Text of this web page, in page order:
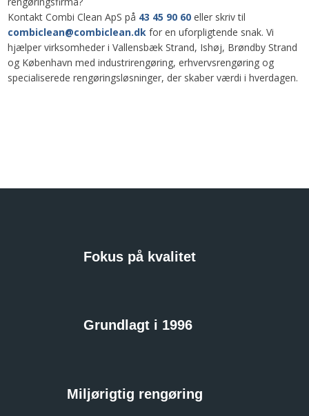
Kontakt Combi Clean ApS på 43 45 90 60eller skriv til
combiclean@combiclean.dkfor en uforpligtende snak. Vi
hjælper virksomheder i Vallensbæk Strand, Ishøj, Brøndby Strand
og København med industrirengøring, erhvervsrengøring og
specialiserede rengøringsløsninger, der skaber værdi i hverdagen.
Fokus på kvalitet
Grundlagt i 1996
Miljørigtig rengøring